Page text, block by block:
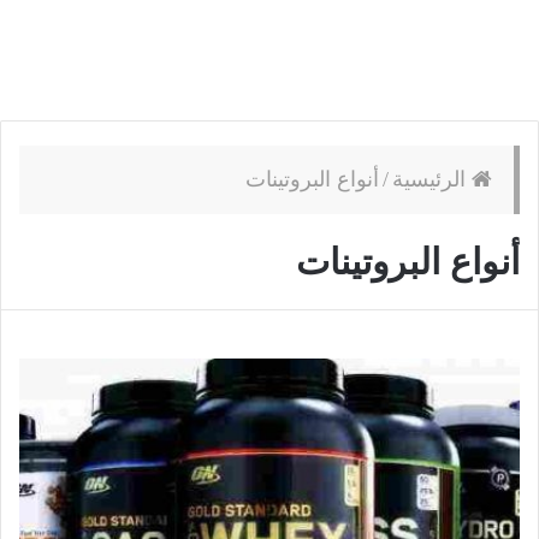
الرئيسية / أنواع البروتينات
أنواع البروتينات